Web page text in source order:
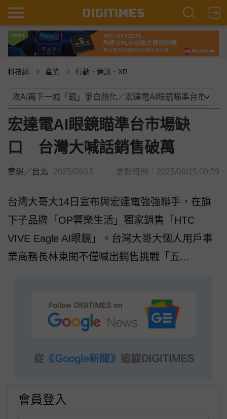
科技網 產業 行動．通訊．XR
宏達電AI眼鏡瞄準台市場缺
口 台灣大喊話銷售破萬
章璟／台北 2025/08/15 更新時間：2025/08/15 00:59
台灣大哥大14日宣布與宏達電強強聯手，在旗
下子品牌「OP響樂生活」獨家銷售「HTC
VIVE Eagle AI眼鏡」。台灣大哥大個人用戶事
業商務長林東閔不僅喊出銷售挑戰「五...
會員登入